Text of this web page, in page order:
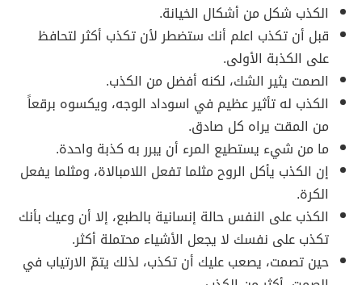
الكذب شكل من أشكال الخيانة.
قبل أن تكذب اعلم أنك ستضطر لأن تكذب أكثر لتحافظ
على الكذبة الأولى.
الصمت يثير الشك، لكنه أفضل من الكذب.
الكذب له تأثير عظيم في اسوداد الوجه، ويكسوه برقعاً
من المقت يراه كل صادق.
ما من شيء يستطيع المرء أن يبرر به كذبة واحدة.
إن الكذب يأكل الروح مثلما تفعل اللامبالاة، ومثلما يفعل
الكرة.
الكذب على النفس حالة إنسانية بالطبع، إلا أن وعيك بأنك
تكذب على نفسك لا يجعل الأشياء محتملة أكثر.
حين تصمت، يصعب عليك أن تكذب، لذلك يتمّ الارتياب في